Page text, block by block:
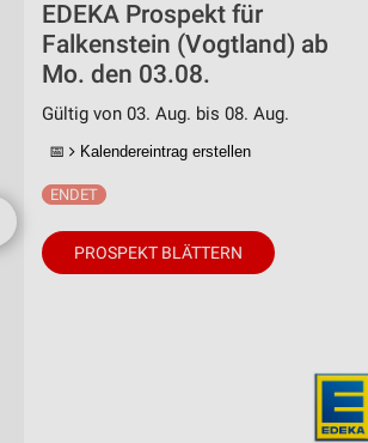
EDEKA Prospekt für
Falkenstein (Vogtland) ab
Mo. den 03.08.
Gültig von 03. Aug. bis 08. Aug.
📅 Kalendereintrag erstellen
PROSPEKT BLÄTTERN